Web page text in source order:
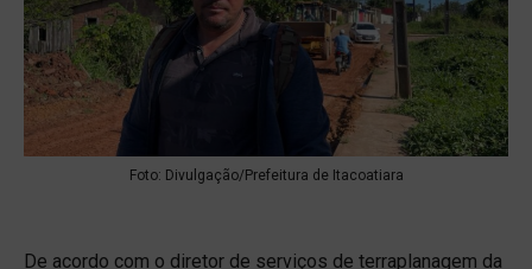
Foto: Divulgação/Prefeitura de Itacoatiara
De acordo com o diretor de serviços de terraplanagem da